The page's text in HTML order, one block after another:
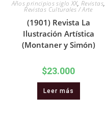
Años principios siglo XX,Revistas,
Revistas Culturales / Arte
(1901) Revista La
Ilustración Artística
(Montaner y Simón)
$23.000
Leer más